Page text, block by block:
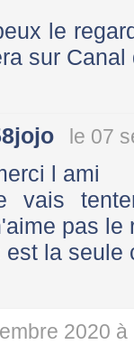
le
sur
le 07
l ami
vais
pas le
est la seule
2020 à